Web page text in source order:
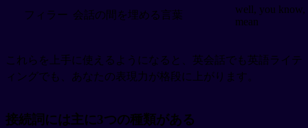
フィラー 会話の間を埋める言葉
well, you know,
mean
これらを上手に使えるようになると、英会話でも英語ライテ
ィングでも、あなたの表現力が格段に上がります。
接続詞には主に3つの種類がある